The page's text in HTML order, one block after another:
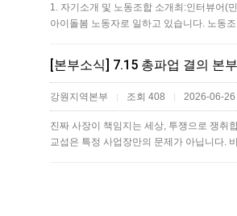
1. 자기소개 및 노동조합 소개최:인터뷰어(
아이돌봄 노동자로 일하고 있습니다. 노동
[본부소식] 7.15 총파업 결의 본
강원지역본부 | 조회 408 | 2026-06-26
진짜 사장이 책임지는 세상, 투쟁으로 쟁취
교섭은 특정 사업장만의 문제가 아닙니다.